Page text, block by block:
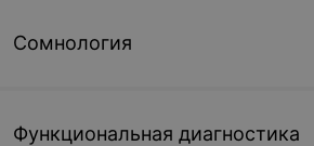
Сомнология
Функциональная диагностика